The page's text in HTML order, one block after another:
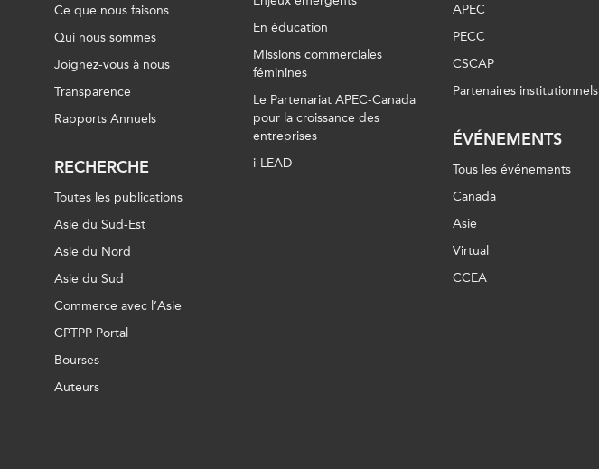
Ce que nous faisons
Qui nous sommes
Joignez-vous à nous
Transparence
Rapports Annuels
RECHERCHE
Toutes les publications
Asie du Sud-Est
Asie du Nord
Asie du Sud
Commerce avec l’Asie
CPTPP Portal
Bourses
Auteurs
En éducation
Missions commerciales
féminines
Le Partenariat APEC-Canada
pour la croissance des
entreprises
i-LEAD
APEC
PECC
CSCAP
Partenaires institutionnels
ÉVÉNEMENTS
Tous les événements
Canada
Asie
Virtual
CCEA